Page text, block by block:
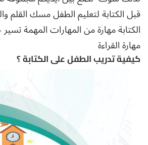
قبل الكتابة لتعليم الطفل مسك القلم
الكتابة مهارة من المهارات المهمة
مهارة القراءة
كيفية تدريب الطفل على الكتابة ؟